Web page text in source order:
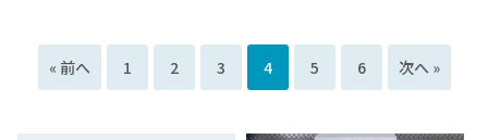
« 前へ 1 2 3 4 5 6 次へ »